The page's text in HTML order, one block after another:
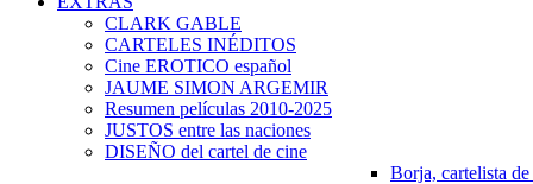
CLARK GABLE
CARTELES INÉDITOS
Cine EROTICO español
JAUME SIMON ARGEMIR
Resumen películas 2010-2025
JUSTOS entre las naciones
DISEÑO del cartel de cine
Borja, cartelista